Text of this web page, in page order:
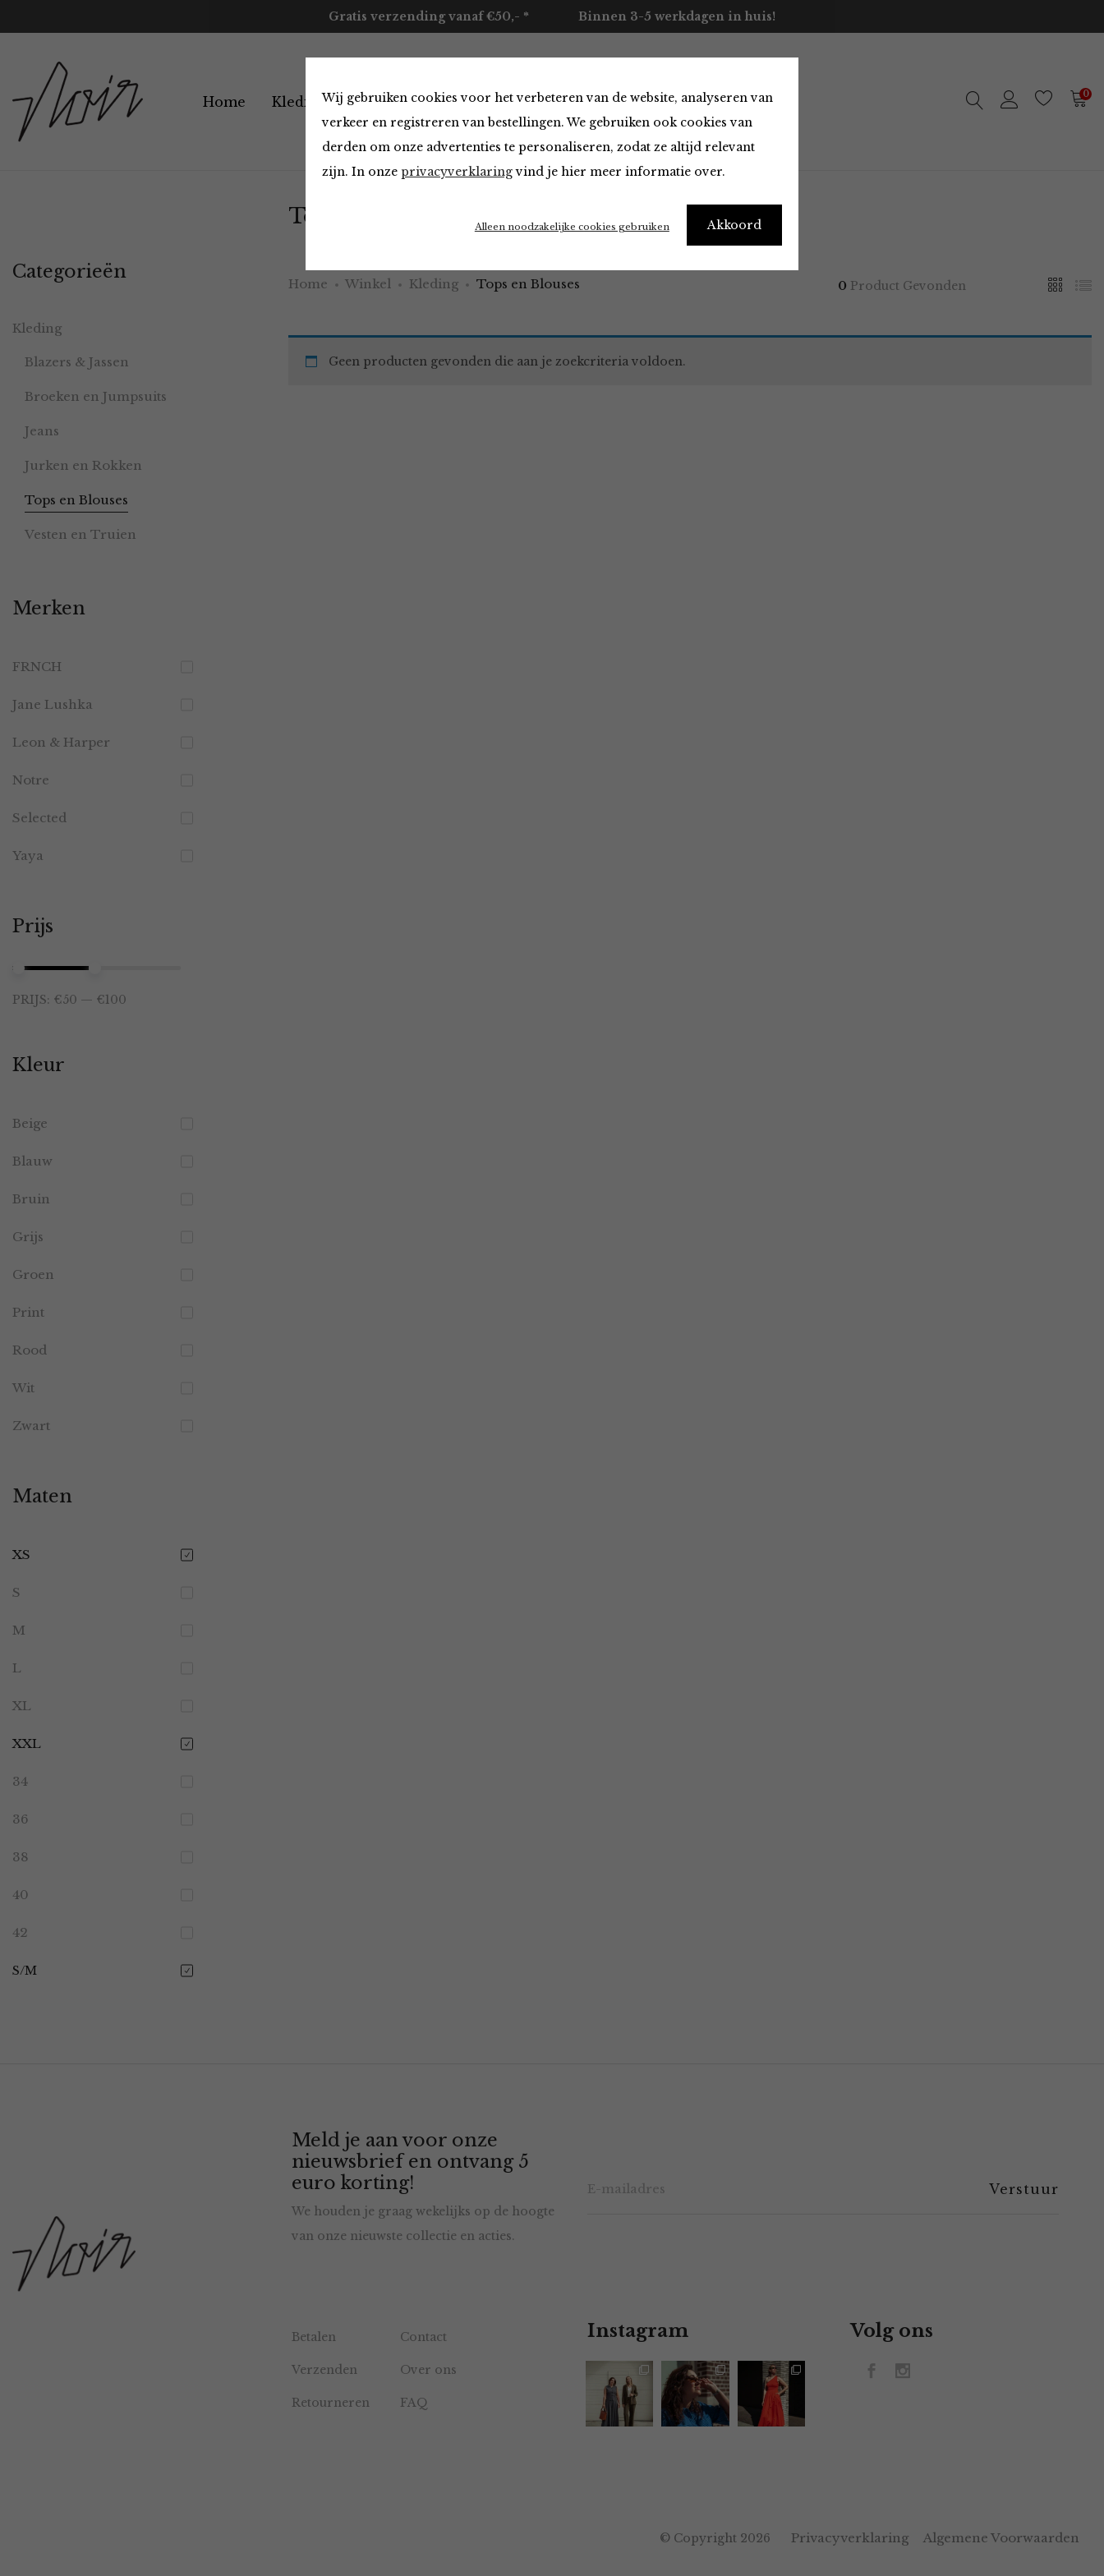
Wij gebruiken cookies voor het verbeteren van de website, analyseren van
verkeer en registreren van bestellingen. We gebruiken ook cookies van
derden om onze advertenties te personaliseren, zodat ze altijd relevant
zijn. In onze privacyverklaringvind je hier meer informatie over.
Akkoord
Alleen noodzakelijke cookies gebruiken
Gratis verzending vanaf €50,- * Binnen 3-5 werkdagen in huis!
Home Kleding Accessoires Merken Over ons Contact 0
Tops en Blouses
Home Winkel Kleding Tops en Blouses 0 Product Gevonden
Geen producten gevonden die aan je zoekcriteria voldoen.
Categorieën
Kleding
Blazers & Jassen
Broeken en Jumpsuits
Jeans
Jurken en Rokken
Tops en Blouses
Vesten en Truien
Merken
FRNCH
Jane Lushka
Leon & Harper
Notre
Selected
Yaya
Prijs
PRIJS: €50 — €100
Kleur
Beige
Blauw
Bruin
Grijs
Groen
Print
Rood
Wit
Zwart
Maten
XS
S
M
L
XL
XXL
34
36
38
40
42
S/M
Meld je aan voor onze
nieuwsbrief en ontvang 5
euro korting!
We houden je graag wekelijks op de hoogte
van onze nieuwste collectie en acties.
Betalen Contact
Verzenden Over ons
Retourneren FAQ
Instagram Volg ons
© Copyright 2026 Privacyverklaring Algemene Voorwaarden